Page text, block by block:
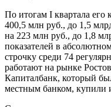
По итогам I квартала его
400,5 млн руб., до 1,5
на 223 млн руб., до 1,8
показателей в
строчку среди 74
работают на рынке
Капиталбанк, который
местным банком, купили